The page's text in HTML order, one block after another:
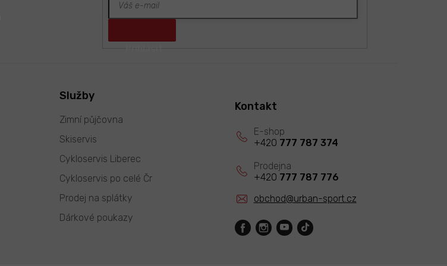
Služby
Zimní půjčovna
Skiservis
Cykloservis Liberec
Cykloservis po celé Čr
Prodej na splátky
Dárkové poukazy
Kontakt
obchod@urban-sport.cz
+420 777 787 374
+420 777 787 776